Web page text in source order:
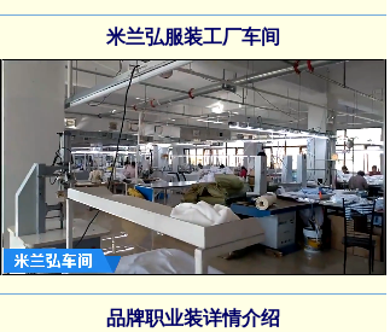
Mute Loaded:
0%
Progress
0%
米兰弘服装工厂车间
品牌职业装详情介绍